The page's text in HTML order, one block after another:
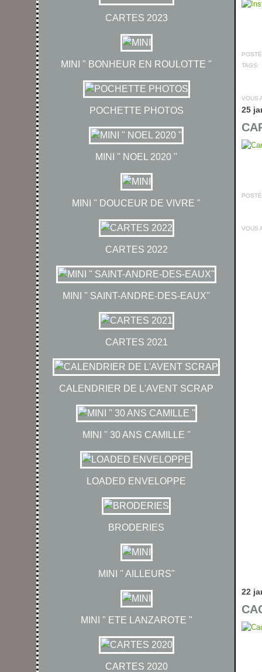
CARTES 2023
MINI " BONHEUR EN ROULOTTE "
POCHETTE PHOTOS
MINI '' NOEL 2020 ''
MINI " DOUCEUR DE VIVRE "
CARTES 2022
MINI '' SAINT-ANDRE-DES-EAUX''
CARTES 2021
CALENDRIER DE L'AVENT SCRAP
MINI '' 30 ANS CAMILLE ''
LOADED ENVELOPPE
BRODERIES
MINI " AILLEURS"
MINI " ETE LANZAROTE "
CARTES 2020
TAGS:
VOUS
25
VOUS
22